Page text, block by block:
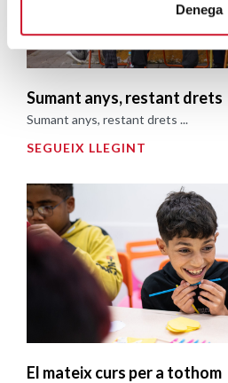
Denega
Sumant anys, restant drets
Sumant anys, restant drets ...
SEGUEIX LLEGINT
El mateix curs per a tothom